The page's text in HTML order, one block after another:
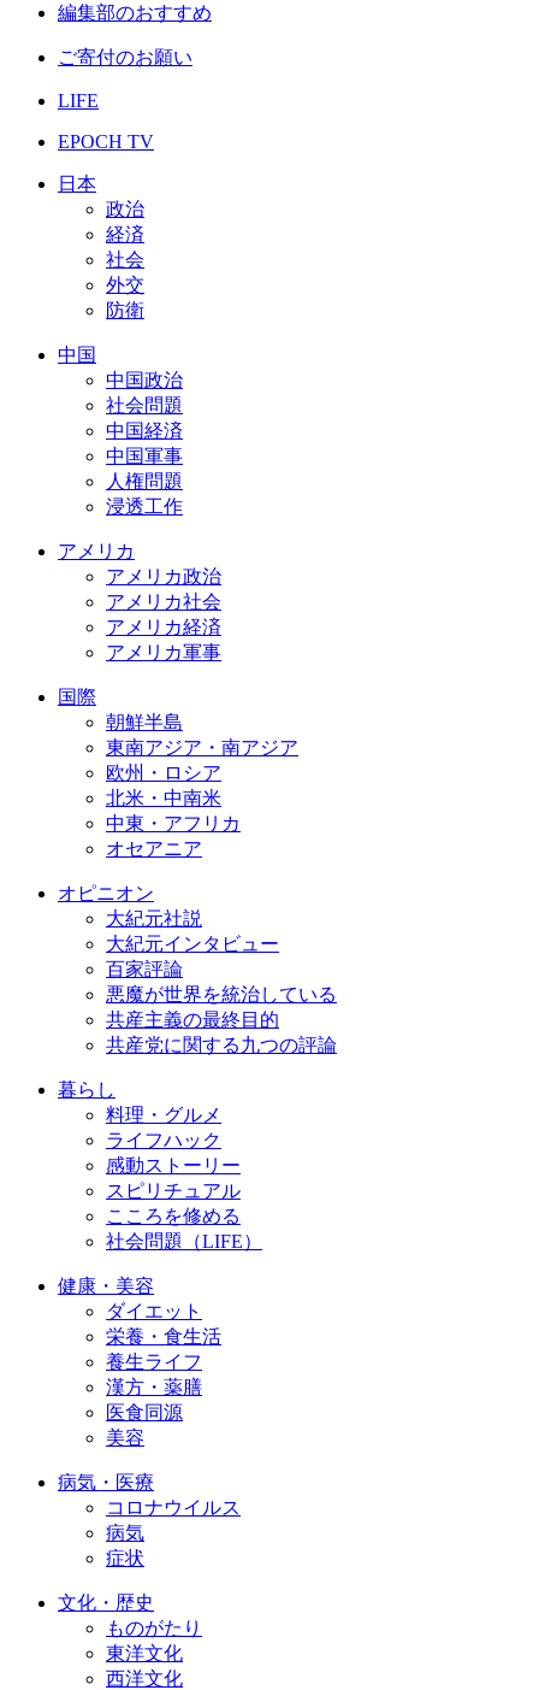
編集部のおすすめ
ご寄付のお願い
LIFE
EPOCH TV
日本
政治
経済
社会
外交
防衛
中国
中国政治
社会問題
中国経済
中国軍事
人権問題
浸透工作
アメリカ
アメリカ政治
アメリカ社会
アメリカ経済
アメリカ軍事
国際
朝鮮半島
東南アジア・南アジア
欧州・ロシア
北米・中南米
中東・アフリカ
オセアニア
オピニオン
大紀元社説
大紀元インタビュー
百家評論
悪魔が世界を統治している
共産主義の最終目的
共産党に関する九つの評論
暮らし
料理・グルメ
ライフハック
感動ストーリー
スピリチュアル
こころを修める
社会問題（LIFE）
健康・美容
ダイエット
栄養・食生活
養生ライフ
漢方・薬膳
医食同源
美容
病気・医療
コロナウイルス
病気
症状
文化・歴史
ものがたり
東洋文化
西洋文化